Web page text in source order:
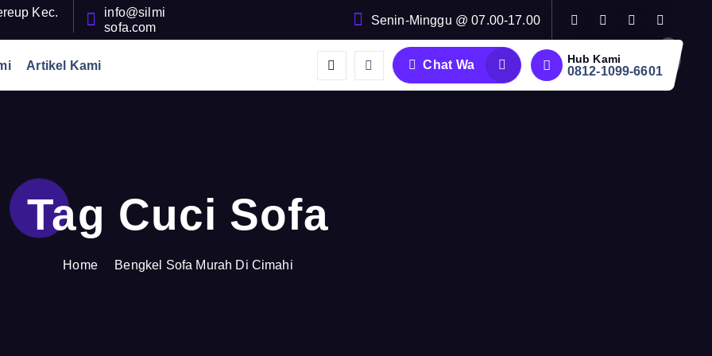
Kec.
info@silmi
sofa.com
Senin-Minggu @ 07.00-17.00
Artikel Kami Chat Wa Hub Kami
0812-1099-6601
Tag Cuci Sofa
Home Bengkel Sofa Murah Di Cimahi